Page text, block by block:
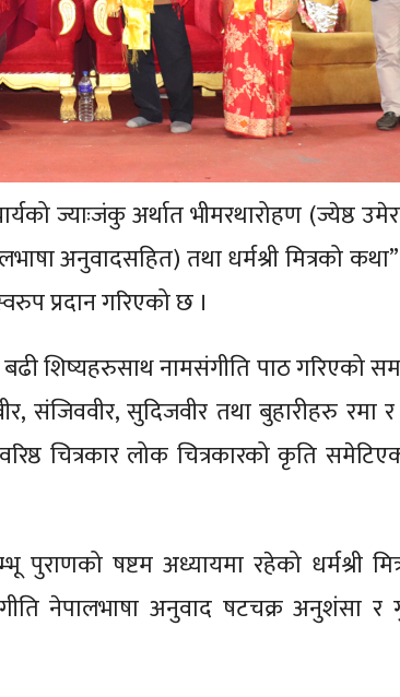
ज्याःजंकु अर्थात भीमरथारोहण (ज्येष्ठ
अनुवादसहित) तथा धर्मश्री मित्रको
प्रदान गरिएको छ ।
शिष्यहरुसाथ नामसंगीति पाठ गरिएको
संजिववीर, सुदिजवीर तथा बुहारीहरु रमा र
चित्रकार लोक चित्रकारको कृति
पुराणको षष्टम अध्यायमा रहेको धर्मश्री
नेपालभाषा अनुवाद षटचक्र अनुशंसा र